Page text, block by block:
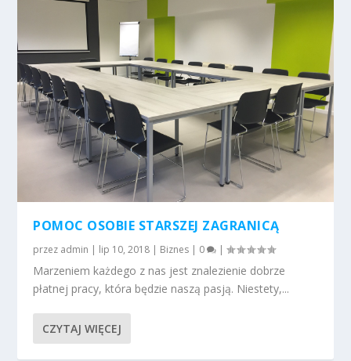
POMOC OSOBIE STARSZEJ ZAGRANICĄ
przez admin | lip 10, 2018 | Biznes | 0 |
Marzeniem każdego z nas jest znalezienie dobrze
płatnej pracy, która będzie naszą pasją. Niestety,...
CZYTAJ WIĘCEJ